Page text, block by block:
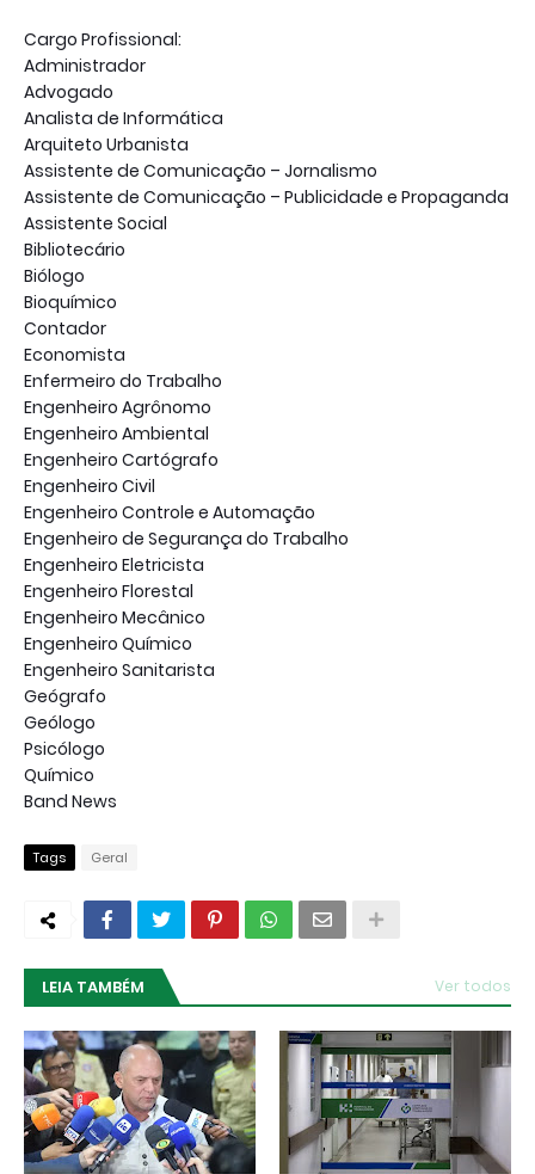
Cargo Profissional:
Administrador
Advogado
Analista de Informática
Arquiteto Urbanista
Assistente de Comunicação – Jornalismo
Assistente de Comunicação – Publicidade e Propaganda
Assistente Social
Bibliotecário
Biólogo
Bioquímico
Contador
Economista
Enfermeiro do Trabalho
Engenheiro Agrônomo
Engenheiro Ambiental
Engenheiro Cartógrafo
Engenheiro Civil
Engenheiro Controle e Automação
Engenheiro de Segurança do Trabalho
Engenheiro Eletricista
Engenheiro Florestal
Engenheiro Mecânico
Engenheiro Químico
Engenheiro Sanitarista
Geógrafo
Geólogo
Psicólogo
Químico
Band News
Tags Geral
LEIA TAMBÉM Ver todos